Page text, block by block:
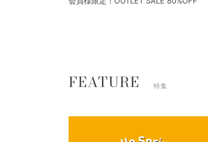
FEATURE 特集